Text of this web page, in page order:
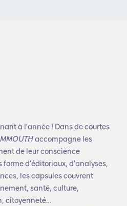
à l’année ! Dans de courtes
accompagne les
de leur conscience
d’éditoriaux, d’analyses,
les capsules couvrent
santé, culture,
citoyenneté…